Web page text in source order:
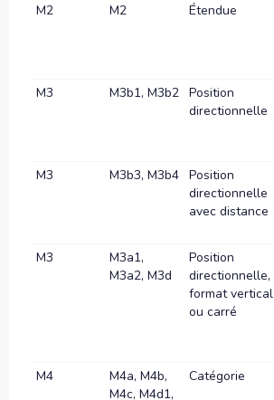
M2
M2 Étendue
M3
M3b1, M3b2 Position
directionnelle
M3
M3b3, M3b4 Position
directionnelle
avec distance
M3
M3a1,
M3a2, M3d
Position
directionnelle,
format vertical
ou carré
M4
M4a, M4b,
M4c, M4d1,
Catégorie